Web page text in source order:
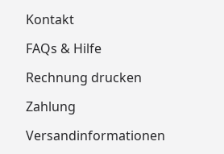
Kontakt
FAQs & Hilfe
Rechnung drucken
Zahlung
Versandinformationen